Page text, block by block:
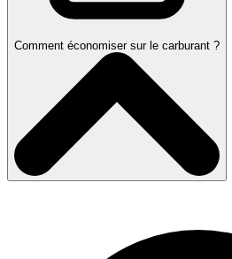
Comment économiser sur le carburant ?